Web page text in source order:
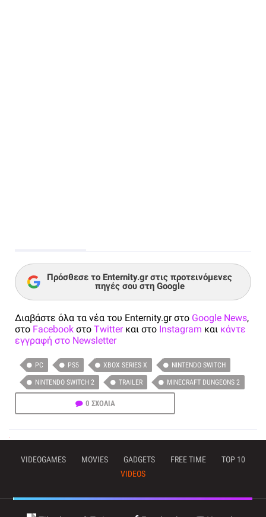
Πρόσθεσε το Enternity.gr στις προτεινόμενες
πηγές σου στη Google
Διαβάστε όλα τα νέα του Enternity.gr στο Google News,
στο Facebook στο Twitterκαι στο Instagram και κάντε
εγγραφή στο Newsletter
PC PS5 XBOX SERIES X NINTENDO SWITCH
NINTENDO SWITCH 2 TRAILER MINECRAFT DUNGEONS 2
0 ΣΧΟΛΙΑ
VIDEOGAMES MOVIES GADGETS FREE TIME
TOP 10
VIDEOS